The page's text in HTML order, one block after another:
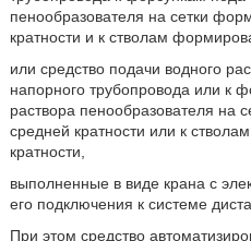
пенообразователя на сетки
кратности и к стволам
или средство подачи водного
напорного трубопровода или к
раствора пенообразователя на
средней кратности или к
кратности,
выполненные в виде крана с
его подключения к системе
При этом средство